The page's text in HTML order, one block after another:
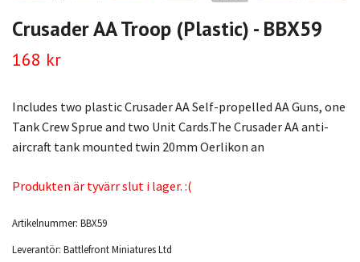
Crusader AA Troop (Plastic) - BBX59
168 kr
Includes two plastic Crusader AA Self-propelled AA Guns, one
Tank Crew Sprue and two Unit Cards.The Crusader AA anti-
aircraft tank mounted twin 20mm Oerlikon an
Produkten är tyvärr slut i lager. :(
Artikelnummer: BBX59
Leverantör: Battlefront Miniatures Ltd